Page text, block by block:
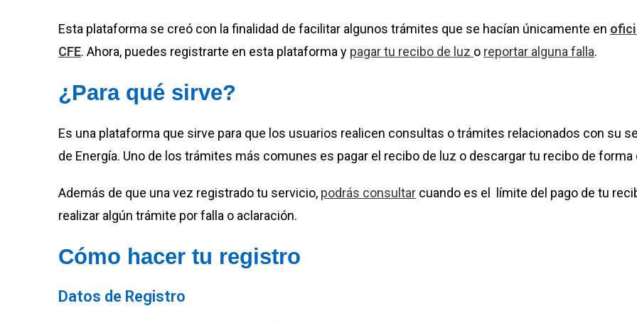
Esta plataforma se creó con la finalidad de facilitar algunos trámites que se hacían únicamente en
CFE. Ahora, puedes registrarte en esta plataforma y pagar tu recibo de luz o reportar alguna falla.
¿Para qué sirve?
Es una plataforma que sirve para que los usuarios realicen consultas o trámites relacionados con su
de Energía. Uno de los trámites más comunes es pagar el recibo de luz o descargar tu recibo de forma
Además de que una vez registrado tu servicio, podrás consultar cuando es el límite del pago de tu
realizar algún trámite por falla o aclaración.
Cómo hacer tu registro
Datos de Registro